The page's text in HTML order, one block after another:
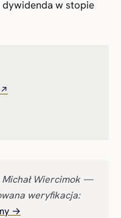
w stopie
Wiercimok —
weryfikacja:
→